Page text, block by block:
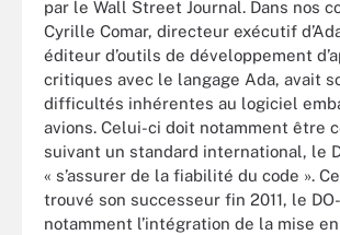
par le Wall Street Journal. Dans nos
Cyrille Comar, directeur exécutif
éditeur d’outils de développement
critiques avec le langage Ada, avait
difficultés inhérentes au logiciel
avions. Celui-ci doit notamment être
suivant un standard international, le
« s’assurer de la fiabilité du code ».
trouvé son successeur fin 2011, le
notamment l’intégration de la mise